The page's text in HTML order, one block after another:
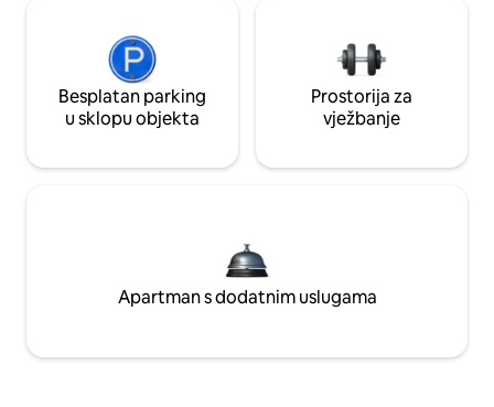
Besplatan parking
u sklopu objekta
Prostorija za
vježbanje
Apartman s dodatnim uslugama